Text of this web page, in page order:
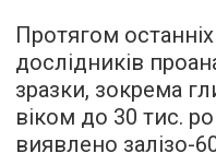
Протягом
дослідників
зразки, зокрема
віком до 30 тис.
виявлено залізо-